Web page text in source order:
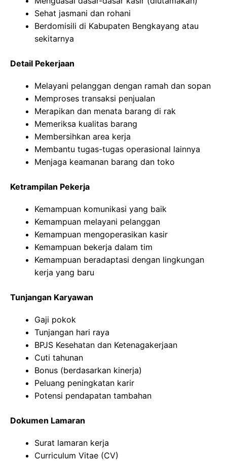
Sehat jasmani dan rohani
Berdomisili di Kabupaten Bengkayang atau
sekitarnya
Detail Pekerjaan
Melayani pelanggan dengan ramah dan sopan
Memproses transaksi penjualan
Merapikan dan menata barang di rak
Memeriksa kualitas barang
Membersihkan area kerja
Membantu tugas-tugas operasional lainnya
Menjaga keamanan barang dan toko
Ketrampilan Pekerja
Kemampuan komunikasi yang baik
Kemampuan melayani pelanggan
Kemampuan mengoperasikan kasir
Kemampuan bekerja dalam tim
Kemampuan beradaptasi dengan lingkungan
kerja yang baru
Tunjangan Karyawan
Gaji pokok
Tunjangan hari raya
BPJS Kesehatan dan Ketenagakerjaan
Cuti tahunan
Bonus (berdasarkan kinerja)
Peluang peningkatan karir
Potensi pendapatan tambahan
Dokumen Lamaran
Surat lamaran kerja
Curriculum Vitae (CV)